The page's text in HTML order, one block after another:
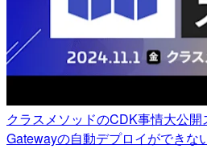
クラスメソッドのCDK事情大公
Gatewayの自動デプロイができな